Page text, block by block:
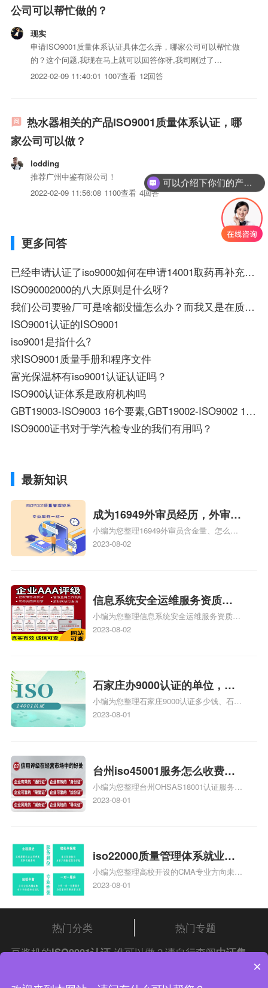
公司可以帮忙做的？
现实
申请ISO9001质量体系认证具体怎么弄，哪家公司可以帮忙做
的？这个问题,我现在马上就可以回答你呀,我司刚过了
ISO9001质量体系认证;有一个中文证书一个英文证书,出口内
2022-02-09 11:40:01 1007查看 12回答
热水器相关的产品ISO9001质量体系认证，哪
家公司可以做？
lodding
推荐广州中鉴有限公司！
2022-02-09 11:56:08 1100查看 4回答
更多问答
已经申请认证了iso9000如何在申请14001取药再补充哪些资料
ISO90002000的八大原则是什么呀?
我们公司要验厂可是啥都没懂怎么办？而我又是在质检部。到时问我ISO9000怎么办？谁有有关内容。请发于我吧
ISO9001认证的ISO9001
iso9001是指什么?
求ISO9001质量手册和程序文件
富光保温杯有iso9001认证认证吗？
ISO900认证体系是政府机构吗
GBT19003-ISO9003 16个要素,GBT19002-ISO9002 19个要素 分别是什么？
ISO9000证书对于学汽检专业的我们有用吗？
最新知识
成为16949外审员经历，外审员
16949
小编为您整理16949外审员含金量、怎么才
能成为注册的TS16949:2009的外审员、我
2023-08-02
信息系统安全运维服务资质二
级费用，信息系统安全运维服
务资质二级
小编为您整理信息系统安全运维服务资质认
证证书机构有哪些、安全运维服务资质的费
体系认证知识，详情可查看下方正文！
2023-08-02
石家庄办9000认证的单位，石
家庄9000认证的公司
小编为您整理石家庄9000认证多少钱、石家
庄9000认证价格多少钱、石家庄9000认证
2023-08-01
台州iso45001服务怎么收费，
台州iso45001认证服务怎么收
费
小编为您整理台州OHSAS18001认证服务中
心哪家收费便宜、台州ISO9000认证，哪个
标准是什么相关iso体系认证知识，详情可
查看下方正文！
2023-08-01
iso22000质量管理体系就业方
向，质量管理与认证就业方向
小编为您整理高校开设的CMA专业方向未来
就业前景及就业方向如何、cma就业方向有
和cma未来就业方向、大学生考完cma，就
哪些就业方向相关iso体系认证知识，详情
可查看下方正文！
2023-08-01
热门分类
热门专题
豆浆机的ISO9001认证 谁可以做？请自行查阅中证集
可以介绍下你们的产品么？
×